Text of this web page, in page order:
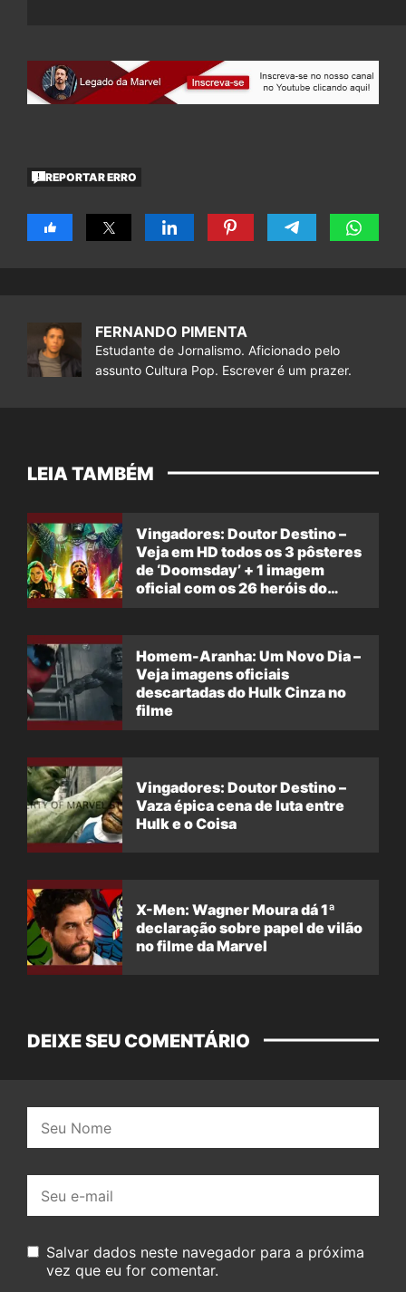
REPORTAR ERRO
FERNANDO PIMENTA
Estudante de Jornalismo. Aficionado pelo
assunto Cultura Pop. Escrever é um prazer.
LEIA TAMBÉM
Vingadores: Doutor Destino –
Veja em HD todos os 3 pôsteres
de ‘Doomsday’ + 1 imagem
oficial com os 26 heróis do
Homem-Aranha: Um Novo Dia –
Veja imagens oficiais
descartadas do Hulk Cinza no
filme
Vingadores: Doutor Destino –
Vaza épica cena de luta entre
Hulk e o Coisa
X-Men: Wagner Moura dá 1ª
declaração sobre papel de vilão
no filme da Marvel
DEIXE SEU COMENTÁRIO
mail:
Salvar dados neste navegador para a próxima
vez que eu for comentar.